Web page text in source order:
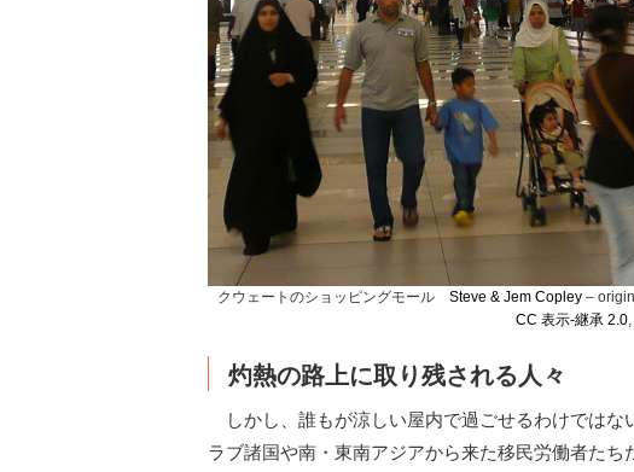
クウェートのショッピングモール Steve & Jem Copley –
CC 表示-継承 2.0,
灼熱の路上に取り残される人々
しかし、誰もが涼しい屋内で過ごせるわけではな
ラブ諸国や南・東南アジアから来た移民労働者た